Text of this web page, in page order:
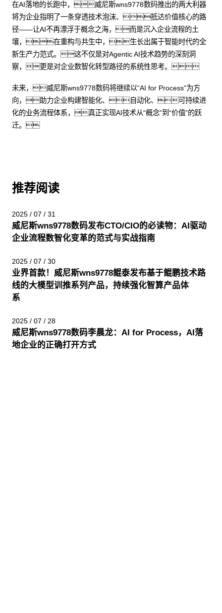
在AI落地的长跑中，威尼斯wns9778数码推出的两大利器
将为企业指明了一条穿透技术泡沫、抵达价值核心的路
径——让AI不再漂浮于概念之海，而是沉入企业流程的土
壤，在重构与共生中，生长出属于智能时代的全
新生产力范式。这不仅是对Agentic AI技术趋势的深刻洞
察，更是对企业数智化转型路径的系统性思考。
未来，威尼斯wns9778数码将继续以“AI for Process”为方
向，助力企业构建智能化、自动化、可持续进
化的业务流程体系，真正实现AI技术从“概念”到“价值”的跃
迁。
推荐阅读
2025 / 07 / 31
威尼斯wns9778数码发布CTO/CIO的必读物：AI驱动
企业流程数智化变革的范式与实战指南
2025 / 07 / 30
业界首款！威尼斯wns9778鲲泰发布基于鲲鹏技术路
线的大模型训推系列产品，持续强化智算产品体
系
2025 / 07 / 28
威尼斯wns9778数码李晨龙：AI for Process，AI落
地企业的正确打开方式